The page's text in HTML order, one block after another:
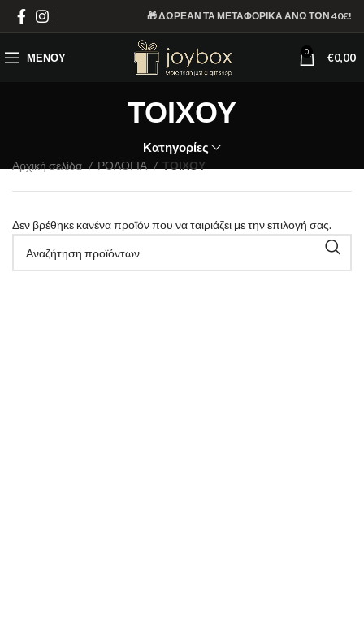
🎁 ΔΩΡΕΑΝ ΤΑ ΜΕΤΑΦΟΡΙΚΑ ΑΝΩ ΤΩΝ 40€!
ΜΕΝΟΎ 0 €0,00
ΤΟΙΧΟΥ
Κατηγορίες
Αρχική σελίδα ΡΟΛΟΓΙΑ ΤΟΙΧΟΥ
Δεν βρέθηκε κανένα προϊόν που να ταιριάζει με την επιλογή σας.